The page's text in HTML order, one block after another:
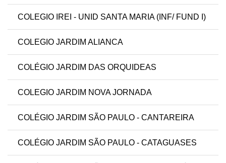
COLEGIO IREI - UNID SANTA MARIA (INF/ FUND I)
COLEGIO JARDIM ALIANCA
COLÉGIO JARDIM DAS ORQUIDEAS
COLEGIO JARDIM NOVA JORNADA
COLÉGIO JARDIM SÃO PAULO - CANTAREIRA
COLÉGIO JARDIM SÃO PAULO - CATAGUASES